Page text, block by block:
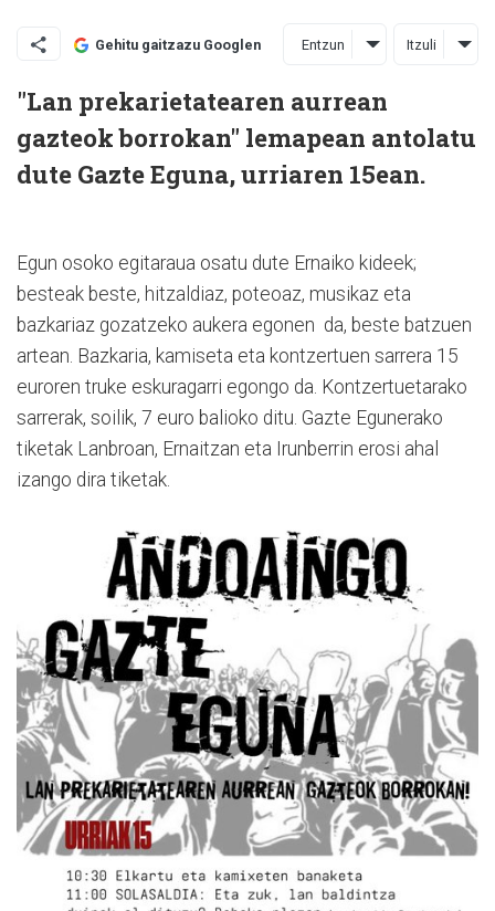
Gehitu gaitzazu Googlen Entzun Itzuli
"Lan prekarietatearen aurrean
gazteok borrokan" lemapean antolatu
dute Gazte Eguna, urriaren 15ean.
Egun osoko egitaraua osatu dute Ernaiko kideek;
besteak beste, hitzaldiaz, poteoaz, musikaz eta
bazkariaz gozatzeko aukera egonen da, beste batzuen
artean. Bazkaria, kamiseta eta kontzertuen sarrera 15
euroren truke eskuragarri egongo da. Kontzertuetarako
sarrerak, soilik, 7 euro balioko ditu. Gazte Egunerako
tiketak Lanbroan, Ernaitzan eta Irunberrin erosi ahal
izango dira tiketak.